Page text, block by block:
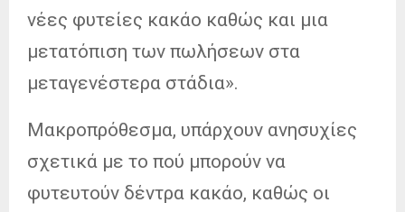
νέες φυτείες κακάο καθώς και μια
μετατόπιση των πωλήσεων στα
μεταγενέστερα στάδια».
Μακροπρόθεσμα, υπάρχουν ανησυχίες
σχετικά με το πού μπορούν να
φυτευτούν δέντρα κακάο, καθώς οι